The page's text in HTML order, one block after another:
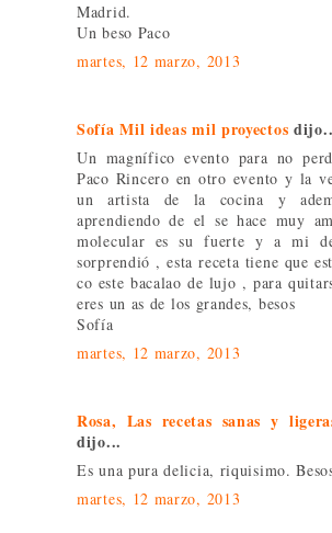
Madrid.
Un beso Paco
martes, 12 marzo, 2013
Sofía Mil ideas mil proyectos
Un magnífico evento para no
Paco Rincero en otro evento y la
un artista de la cocina y
aprendiendo de el se hace muy
molecular es su fuerte y a mi
sorprendió , esta receta tiene que
co este bacalao de lujo , para
eres un as de los grandes, besos
Sofía
martes, 12 marzo, 2013
Rosa, Las recetas sanas y
dijo...
Es una pura delicia, riquisimo.
martes, 12 marzo, 2013